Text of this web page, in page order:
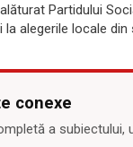
Partidului
alegerile locale din
conexe
a